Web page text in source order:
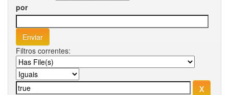
por
Filtros correntes: